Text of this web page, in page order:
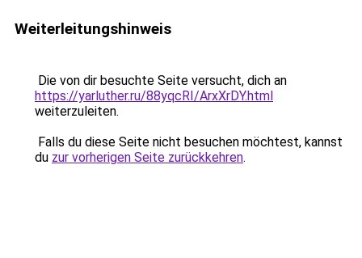
Weiterleitungshinweis
Die von dir besuchte Seite versucht, dich an
https://yarluther.ru/88yqcRI/ArxXrDY.html
weiterzuleiten.
Falls du diese Seite nicht besuchen möchtest, kannst
du zur vorherigen Seite zurückkehren.